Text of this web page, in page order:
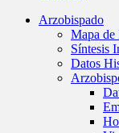
Arzobispado
Mapa de
Síntesis
Datos